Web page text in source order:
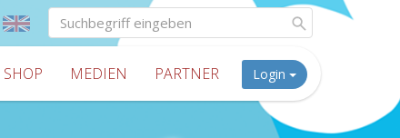
SHOP MEDIEN PARTNER Login